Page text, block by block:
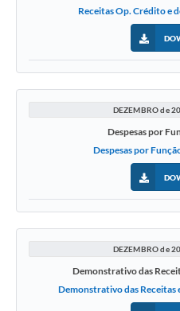
Receitas Op. Crédito e
DEZEMBRO de
Despesas por
Despesas por
DEZEMBRO de
Demonstrativo das
Demonstrativo das Receitas